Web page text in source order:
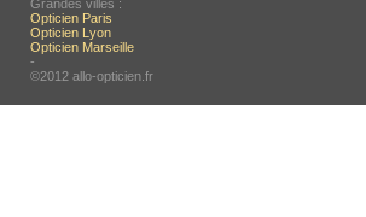
Grandes villes :
Opticien Paris
Opticien Lyon
Opticien Marseille
-
©2012 allo-opticien.fr